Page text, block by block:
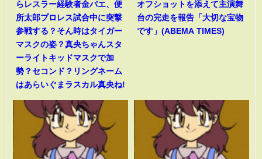
らレスラー経験者金バエ、便
所太郎プロレス試合中に突撃
参戦する？そん時はタイガー
マスクの姿？真央ちゃんスタ
ーライトキッドマスクで加
勢？セコンド？リングネーム
はあらいぐまラスカル真央ね!
オフショットを添えて主演舞
台の完走を報告「大切な宝物
です」(ABEMA TIMES)